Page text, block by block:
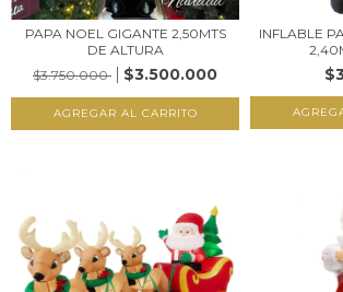
PAPA NOEL GIGANTE 2,50MTS
DE ALTURA
$3.750.000
$3.500.000
INFLABLE